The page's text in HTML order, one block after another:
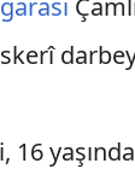
16